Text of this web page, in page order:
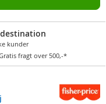
kunder
fragt over 500,-*